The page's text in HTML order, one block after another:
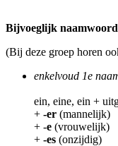
Bijvoeglijk
(Bij deze groep horen
enkelvoud 1e
ein, eine, ein +
+ -er (mannelijk)
+ -e (vrouwelijk)
+ -es (onzijdig)